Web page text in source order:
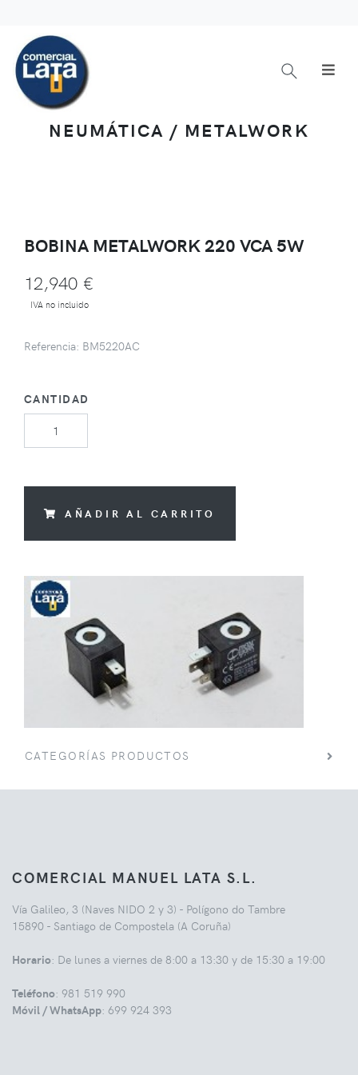
NEUMÁTICA / METALWORK
BOBINA METALWORK 220 VCA 5W
12,940 €
IVA no incluido
Referencia: BM5220AC
CANTIDAD
AÑADIR AL CARRITO
CATEGORÍAS PRODUCTOS
COMERCIAL MANUEL LATA S.L.
Vía Galileo, 3 (Naves NIDO 2 y 3) - Polígono do Tambre
15890 - Santiago de Compostela (A Coruña)
Horario: De lunes a viernes de 8:00 a 13:30 y de 15:30 a 19:00
Teléfono: 981 519 990
Móvil / WhatsApp: 699 924 393